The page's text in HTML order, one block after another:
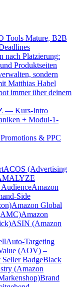
Tools Mature, B2B
nach Platzierung:
Produktseiten
sondern
Matthias Habel
immer über deinem
— Kurs-Intro
+ Modul-1-
& PPC
ACOS (Advertising
Amazon
Side
Amazon Global
Amazon
ASIN (Amazon
Auto-Targeting
(AOV) –
Seller BadgeBlack
(Amazon
Brand